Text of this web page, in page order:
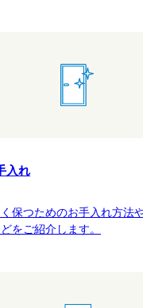
入れ
保つためのお手入れ方法
をご紹介します。